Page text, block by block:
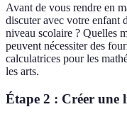
Avant de vous rendre en
discuter avec votre enfant
niveau scolaire ? Quelles
peuvent nécessiter des
calculatrices pour les
les arts.
Étape 2 : Créer une